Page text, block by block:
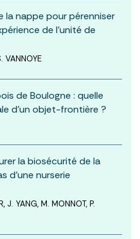
la nappe pour pérenniser
de l’unité de
VANNOYE
de Boulogne : quelle
d’un objet-frontière ?
la biosécurité de la
d’une nurserie
J. YANG, M. MONNOT, P.